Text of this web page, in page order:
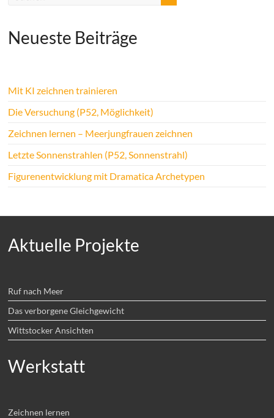
Neueste Beiträge
Mit KI zeichnen trainieren
Die Versuchung (P52, Möglichkeit)
Zeichnen lernen – Meerjungfrauen zeichnen
Letzte Sonnenstrahlen (P52, Sonnenstrahl)
Figurenentwicklung mit Dramatica Archetypen
Aktuelle Projekte
Ruf nach Meer
Das verborgene Gleichgewicht
Wittstocker Ansichten
Werkstatt
Zeichnen lernen